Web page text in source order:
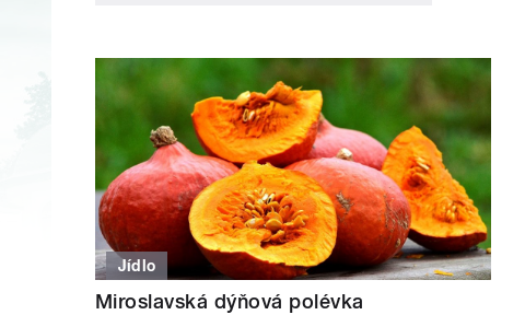
Jídlo
Miroslavská dýňová polévka